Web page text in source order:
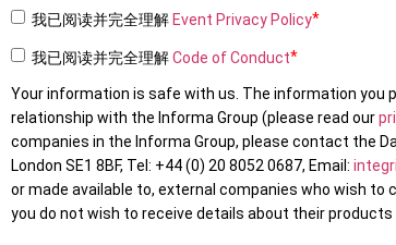
我已阅读并完全理解 Event Privacy Policy
我已阅读并完全理解Code of Conduct
Your information is safe with us. The information you
relationship with the Informa Group (please read our
companies in the Informa Group, please contact the
London SE1 8BF, Tel: +44 (0) 20 8052 0687, Email:
or made available to, external companies who wish
you do not wish to receive details about their